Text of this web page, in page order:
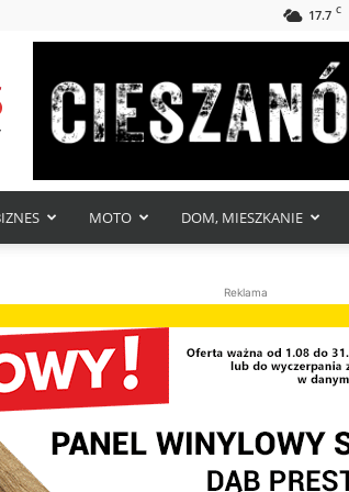
17.7 C
MOTO DOM, MIESZKANIE
Reklama